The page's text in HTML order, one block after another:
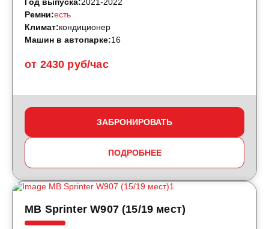
от 2430 руб/час
Ремни:есть
Климат:кондиционер
Машин в автопарке:16
ЗАБРОНИРОВАТЬ
ПОДРОБНЕЕ
MB Sprinter W907 (15/19 мест)